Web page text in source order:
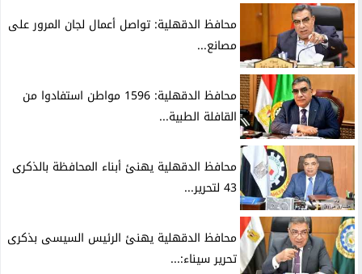
محافظ الدقهلية: تواصل أعمال لجان المرور على
مصانع...
محافظ الدقهلية: 1596 مواطن استفادوا من
القافلة الطبية...
محافظ الدقهلية يهنئ أبناء المحافظة بالذكرى
43 لتحرير...
محافظ الدقهلية يهنئ الرئيس السيسى بذكرى
تحرير سيناء:...